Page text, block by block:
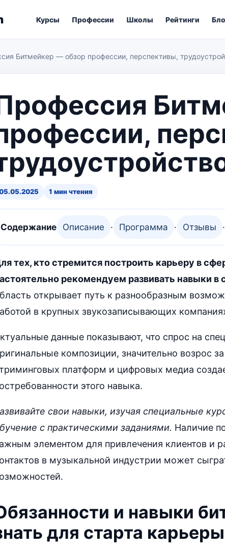
Курсы Профессии Школы Рейтинги
Битмейкер — обзор профессии, перспективы,
1 мин чтения
Содержание Описание · Программа · Отзывы ·
тех, кто стремится построить карьеру в
рекомендуем развивать навыки в
открывает путь к разнообразным
в крупных звукозаписывающих
данные показывают, что спрос на
композиции, значительно возрос
платформ и цифровых медиа
этого навыка.
свои навыки, изучая специальные
с практическими заданиями. Наличие
элементом для привлечения клиентов и
в музыкальной индустрии может
и навыки
для старта карьеры